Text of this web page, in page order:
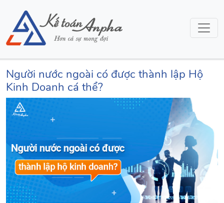
Người nước ngoài có được thành lập Hộ
Kinh Doanh cá thể?